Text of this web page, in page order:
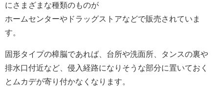
にさまざまな種類のものが
ホームセンターやドラッグストアなどで販売されていま
す。
固形タイプの樟脳であれば、台所や洗面所、タンスの裏や
排水口付近など、侵入経路になりそうな部分に置いておく
とムカデが寄り付かなくなります。